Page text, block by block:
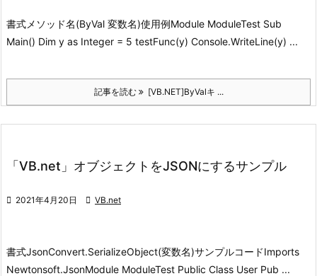
書式 メソッド名(ByVal 変数名)使用例Module ModuleTest Sub
Main() Dim y as Integer = 5 testFunc(y) Console.WriteLine(y) ...
記事を読む [VB.NET]ByValキ ...
「VB.net」オブジェクトをJSONにするサンプル
 2021年4月20日  VB.net
書式JsonConvert.SerializeObject(変数名)サンプルコードImports
Newtonsoft.JsonModule ModuleTest Public Class User Pub ...